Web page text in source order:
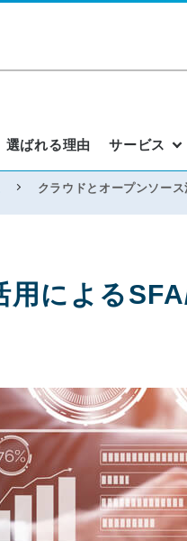
選ばれる理由 サービス
クラウドとオープンソー
による